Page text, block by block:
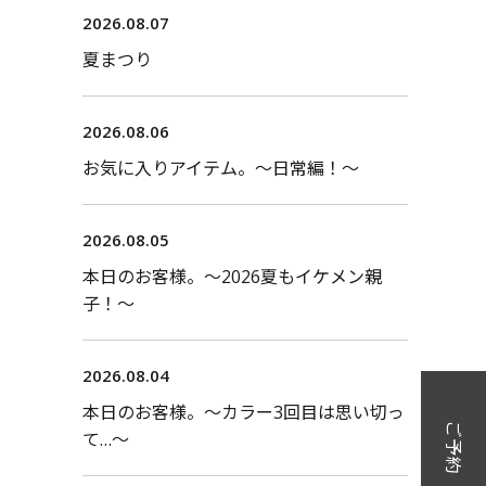
2026.08.07
夏まつり
2026.08.06
お気に入りアイテム。〜日常編！〜
2026.08.05
本日のお客様。〜2026夏もイケメン親
子！〜
2026.08.04
本日のお客様。〜カラー3回目は思い切っ
て…〜
ご予約